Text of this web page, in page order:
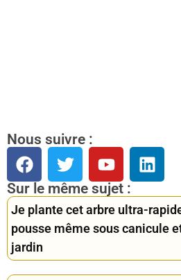
Nous suivre :
Sur le même sujet :
Je plante cet arbre ultra-
pousse même sous canicule
jardin